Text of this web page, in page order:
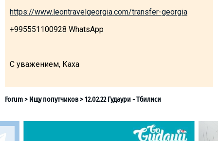
https://www.leontravelgeorgia.com/transfer-georgia
+995551100928 WhatsApp
С уважением, Каха
Kazbegi
GEORGIA
About Georgia